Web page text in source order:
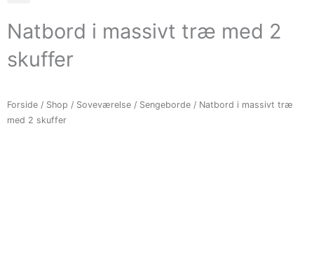
Natbord i massivt træ med 2
skuffer
Forside / Shop / Soveværelse / Sengeborde / Natbord i massivt træ
med 2 skuffer